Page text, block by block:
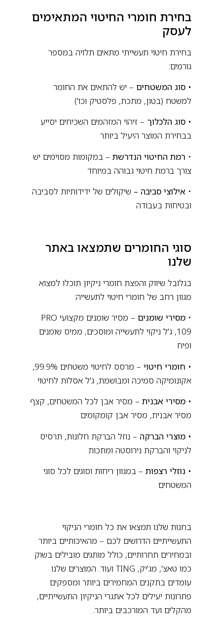
בחירת חומרי החיטוי המתאימים
לעסק
בחירת חיטוי תעשייתי מתאים תלויה במספר
גורמים:
• סוג המשטחים– יש להתאים את החומר
למשטח (בטון, מתכת, פלסטיק וכו')
• סוג הלכלוך– זיהוי המזהמים השכיחים יסייע
בבחירת המוצר היעיל ביותר
רמת החיטוי הנדרשת– במקומות מסוימים יש
צורך ברמת חיטוי גבוהה במיוחד
אילוצי סביבה –שיקולים של ידידותיות לסביבה
ובטיחות בעבודה
סוגי החומרים שתמצאו באתר
שלנו
בגלובל שיווק והפצת חומרי ניקיון תוכלו למצוא
מגוון רחב של חומרי חיטוי לתעשייה:
מסירי שומנים
– מסיר שומנים מקצועי PRO
109, ג'ל ניקוי לתעשייה ומוסכים, ממיס שומנים
• חומרי חיטוי
– מרסס לחיטוי משטחים 99.9%,
אקונומיקה סמיכה ומבושמת, ג'ל אסלות לחיטוי
• מסירי אבנית– מסיר אבן לכל המשטחים, קצף
מסיר אבנית, מסיר אבן קומקומים
• מוצרי הברקה– נוזל הברקת חלונות, תרסיס
לניקוי והברקת נירוסטה ומתכות
• נוזלי רצפות– במגוון ריחות וסוגים לכל סוגי
המשטחים
בחנות שלנו תמצאו את כל חומרי הניקוי
התעשייתיים הדרושים לכם – מהאיכותיים ביותר
ובמחירים תחרותיים, כולל מותגים מובילים בשוק
כמו טאצ', מג'יק, TING ועוד. המוצרים שלנו
עומדים בתקנים המחמירים ביותר ומספקים
פתרונות יעילים לכל אתגרי הניקיון התעשייתיים,
מהקלים ועד המורכבים ביותר.